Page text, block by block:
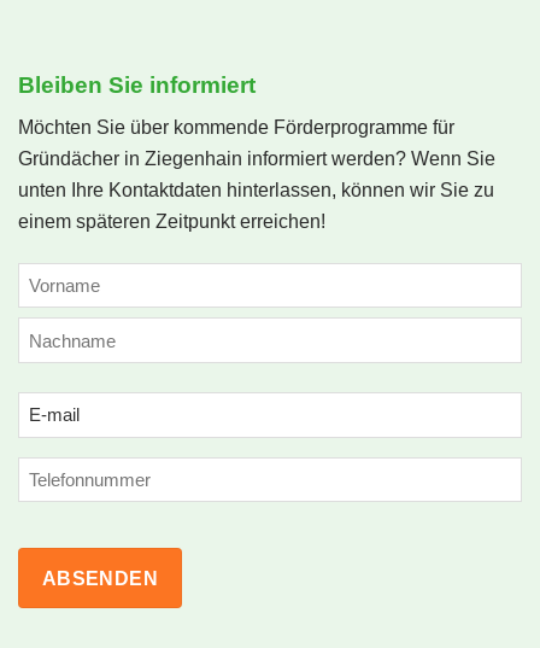
Bleiben Sie informiert
Möchten Sie über kommende Förderprogramme für
Gründächer in Ziegenhain informiert werden? Wenn Sie
unten Ihre Kontaktdaten hinterlassen, können wir Sie zu
einem späteren Zeitpunkt erreichen!
NAME
(ERFORDERLICH)
Email
(erforderlich)
Phone